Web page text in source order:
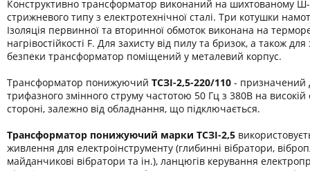
Конструктивно трансформатор виконаний на шихтованому Ш-
стрижневого типу з електротехнічної сталі. Три котушки
Ізоляція первинної та вторинної обмоток виконана на
нагрівостійкості F. Для захисту від пилу та бризок, а також
безпеки трансформатор поміщений у металевий корпус.
Трансформатор понижуючий ТСЗІ-2,5-220/110 - призначений
трифазного змінного струму частотою 50 Гц з 380В на високій
стороні, залежно від обладнання, що підключається.
Трансформатор понижуючий марки ТСЗІ-2,5
живлення для електроінструменту (глибинні вібратори,
майданчикові вібратори та ін.), ланцюгів керування